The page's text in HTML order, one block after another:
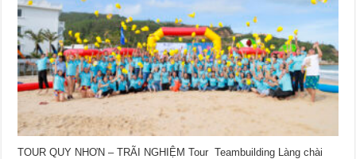
TOUR QUY NHƠN – TRÃI NGHIỆM Tour Teambuilding Làng chài